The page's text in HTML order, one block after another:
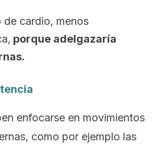
de cardio, menos
porque adelgazaría
enfocarse en movimientos
como por ejemplo las